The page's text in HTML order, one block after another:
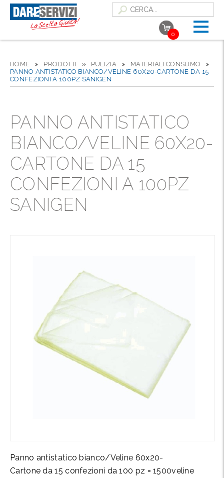
0
HOME » PRODOTTI » PULIZIA» MATERIALI CONSUMO »
PANNO ANTISTATICO BIANCO/VELINE 60X20-CARTONE DA 15
CONFEZIONI A 100PZ SANIGEN
PANNO ANTISTATICO
BIANCO/VELINE 60X20-
CARTONE DA 15
CONFEZIONI A 100PZ
SANIGEN
Panno antistatico bianco/Veline 60x20-
Cartone da 15 confezioni da 100 pz = 1500veline